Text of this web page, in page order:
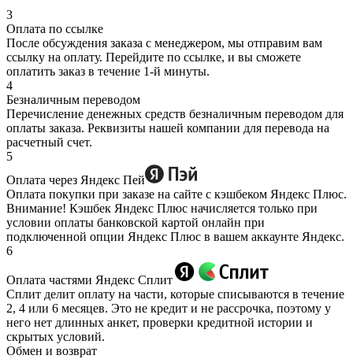
3
Оплата по ссылке
После обсуждения заказа с менеджером, мы отправим вам
ссылку на оплату. Перейдите по ссылке, и вы сможете
оплатить заказ в течение 1-й минуты.
4
Безналичным переводом
Перечисление денежных средств безналичным переводом для
оплаты заказа. Реквизиты нашей компании для перевода на
расчетный счет.
5
Оплата через Яндекс Пей
Оплата покупки при заказе на сайте с кэшбеком Яндекс Плюс.
Внимание! Кэшбек Яндекс Плюс начисляется только при
условии оплаты банковской картой онлайн при
подключенной опции Яндекс Плюс в вашем аккаунте Яндекс.
6
Оплата частями Яндекс Сплит
Сплит делит оплату на части, которые списываются в течение
2, 4 или 6 месяцев. Это не кредит и не рассрочка, поэтому у
него нет длинных анкет, проверки кредитной истории и
скрытых условий.
Обмен и возврат